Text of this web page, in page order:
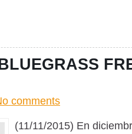
comments
(11/11/2015) En